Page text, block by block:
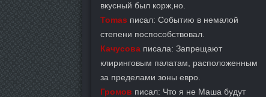
вкусный был корж,но.
Tomas писал: Событию в немалой
степени поспособствовал.
Качусова писала: Запрещают
клиринговым палатам, расположенным
за пределами зоны евро.
Громов писал: Что я не Маша будут